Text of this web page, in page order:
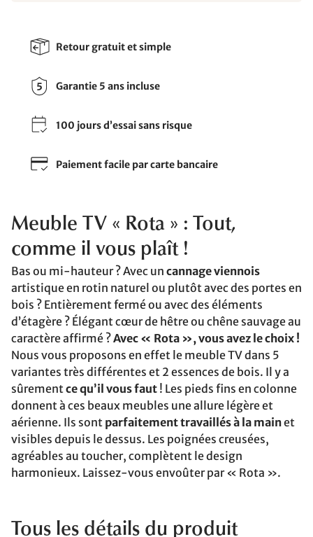
Retour gratuit et simple
Garantie 5 ans incluse
100 jours d’essai sans risque
Paiement facile par carte bancaire
Meuble TV « Rota » : Tout,
comme il vous plaît !
Bas ou mi-hauteur ? Avec un cannage viennois
artistique en rotin naturel ou plutôt avec des portes en
bois ? Entièrement fermé ou avec des éléments
d’étagère ? Élégant cœur de hêtre ou chêne sauvage au
caractère affirmé ?Avec « Rota », vous avez le choix !
Nous vous proposons en effet le meuble TV dans 5
variantes très différentes et 2 essences de bois. Il y a
sûrementce qu’il vous faut ! Les pieds fins en colonne
donnent à ces beaux meubles une allure légère et
aérienne. Ils sont parfaitement travaillés à la mainet
visibles depuis le dessus. Les poignées creusées,
agréables au toucher, complètent le design
harmonieux. Laissez-vous envoûter par « Rota ».
Tous les détails du produit